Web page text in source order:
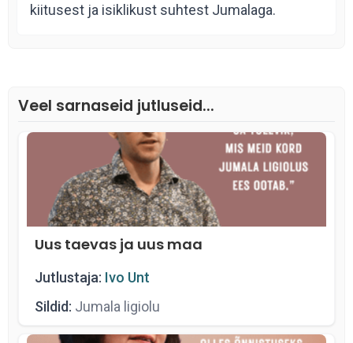
kiitusest ja isiklikust suhtest Jumalaga.
Veel sarnaseid jutluseid...
Uus taevas ja uus maa
Jutlustaja: Ivo Unt
Sildid: Jumala ligiolu